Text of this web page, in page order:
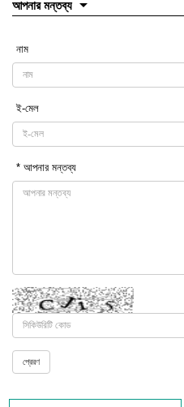
আপনার মন্তব্য
নাম
ই-মেল
* আপনার মন্তব্য